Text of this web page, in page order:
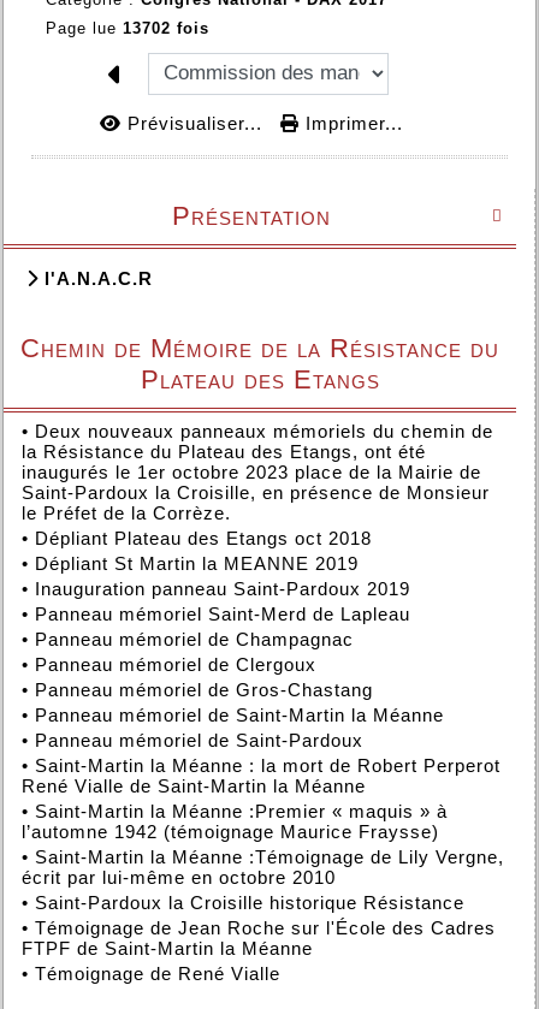

Présentation
l'A.N.A.C.R
Chemin de Mémoire de la Résistance du
Plateau des Etangs
• Deux nouveaux panneaux mémoriels du chemin de
la Résistance du Plateau des Etangs, ont été
inaugurés le 1er octobre 2023 place de la Mairie de
Saint-Pardoux la Croisille, en présence de Monsieur
le Préfet de la Corrèze.
• Dépliant Plateau des Etangs oct 2018
• Dépliant St Martin la MEANNE 2019
• Inauguration panneau Saint-Pardoux 2019
• Panneau mémoriel Saint-Merd de Lapleau
• Panneau mémoriel de Champagnac
• Panneau mémoriel de Clergoux
• Panneau mémoriel de Gros-Chastang
• Panneau mémoriel de Saint-Martin la Méanne
• Panneau mémoriel de Saint-Pardoux
• Saint-Martin la Méanne : la mort de Robert Perperot
René Vialle de Saint-Martin la Méanne
• Saint-Martin la Méanne :Premier « maquis » à
l’automne 1942 (témoignage Maurice Fraysse)
• Saint-Martin la Méanne :Témoignage de Lily Vergne,
écrit par lui-même en octobre 2010
• Saint-Pardoux la Croisille historique Résistance
• Témoignage de Jean Roche sur l'École des Cadres
FTPF de Saint-Martin la Méanne
• Témoignage de René Vialle
Page lue 13702 fois
Prévisualiser... Imprimer...